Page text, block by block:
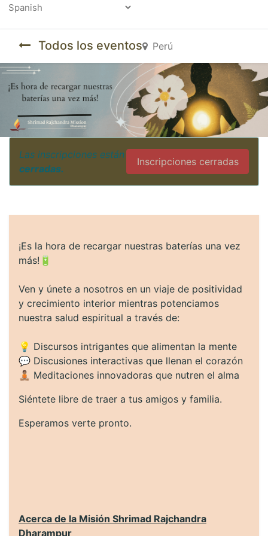
Todos los eventos Perú
Las inscripciones están
cerradas.
Inscripciones cerradas
¡Es la hora de recargar nuestras baterías una vez
más!🔋
Ven y únete a nosotros en un viaje de positividad
y crecimiento interior mientras potenciamos
nuestra salud espiritual a través de:
💡 Discursos intrigantes que alimentan la mente
💬 Discusiones interactivas que llenan el corazón
🧘🏽 Meditaciones innovadoras que nutren el alma
Siéntete libre de traer a tus amigos y familia.
Esperamos verte pronto.
Acerca de la Misión Shrimad Rajchandra
Dharampur